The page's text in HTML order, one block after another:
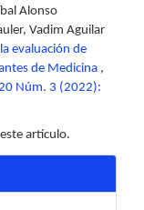
Alonso
Vadim Aguilar
evaluación de
de Medicina ,
Núm. 3 (2022):
artículo.